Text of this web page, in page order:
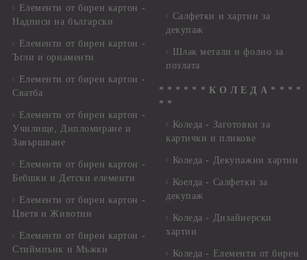
Елементи от бирен картон -
Надписи на български
Елементи от бирен картон -
Ъгли и орнаменти
Елементи от бирен картон -
Сватба
Елементи от бирен картон -
Училище, Дипломиране и
Завършване
Елементи от бирен картон -
Бебшки и Детски елементи
Елементи от бирен картон -
Цветя и Животни
Елементи от бирен картон -
Стиймпънк и Мъжки
Салфетки и хартии за
декупаж
Шлак метали и фолио за
позлата
* * * * * * К О Л Е Д А * * * *
* *
Коледа - Заготовки за
картички и пликове
Коледа - Декупажни хартии
Коелда - Салфетки за
декупаж
Коледа - Дизайнерски
хартии
Коледа - Eлементи от бирен